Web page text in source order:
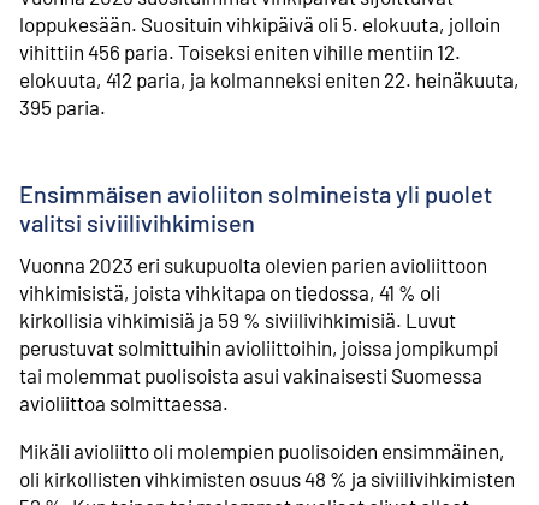
loppukesään. Suosituin vihkipäivä oli 5. elokuuta, jolloin
vihittiin 456 paria. Toiseksi eniten vihille mentiin 12.
elokuuta, 412 paria, ja kolmanneksi eniten 22. heinäkuuta,
395 paria.
Ensimmäisen avioliiton solmineista yli puolet
valitsi siviilivihkimisen
Vuonna 2023 eri sukupuolta olevien parien avioliittoon
vihkimisistä, joista vihkitapa on tiedossa, 41 % oli
kirkollisia vihkimisiä ja 59 % siviilivihkimisiä. Luvut
perustuvat solmittuihin avioliittoihin, joissa jompikumpi
tai molemmat puolisoista asui vakinaisesti Suomessa
avioliittoa solmittaessa.
Mikäli avioliitto oli molempien puolisoiden ensimmäinen,
oli kirkollisten vihkimisten osuus 48 % ja siviilivihkimisten